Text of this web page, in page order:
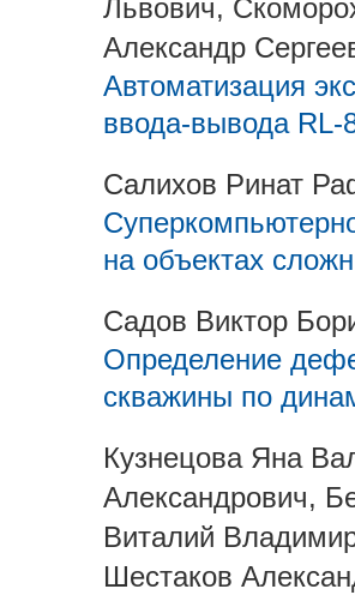
Львович,
Александр
Автоматизация
ввода-вывода RL-
Салихов Ринат
на объектах
Садов Виктор
Определение
скважины по
Кузнецова Яна
Александрович,
Виталий
Шестаков